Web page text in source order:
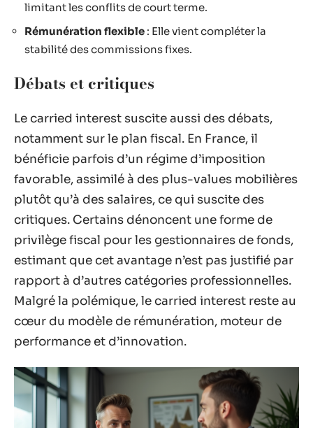
limitant les conflits de court terme.
Rémunération flexible : Elle vient compléter la
stabilité des commissions fixes.
Débats et critiques
Le carried interest suscite aussi des débats,
notamment sur le plan fiscal. En France, il
bénéficie parfois d’un régime d’imposition
favorable, assimilé à des plus-values mobilières
plutôt qu’à des salaires, ce qui suscite des
critiques. Certains dénoncent une forme de
privilège fiscal pour les gestionnaires de fonds,
estimant que cet avantage n’est pas justifié par
rapport à d’autres catégories professionnelles.
Malgré la polémique, le carried interest reste au
cœur du modèle de rémunération, moteur de
performance et d’innovation.